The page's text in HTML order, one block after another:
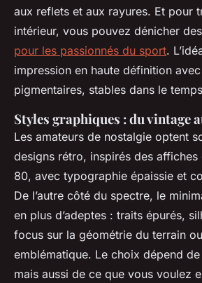
aux reflets et aux rayures. Et pour
intérieur, vous pouvez dénicher des
pour les passionnés du sport.
impression en haute définition
pigmentaires, stables dans le
Styles graphiques : du vintage
Les amateurs de nostalgie optent
designs rétro, inspirés des affiches
80, avec typographie épaissie et
De l’autre côté du spectre, le
en plus d’adeptes : traits épurés,
focus sur la géométrie du terrain
emblématique. Le choix dépend
mais aussi de ce que vous voulez